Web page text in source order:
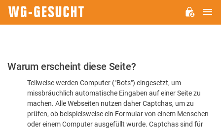
Bitte
dass
Warum erscheint diese Seite?
Teilweise werden Computer ("Bots") eingesetzt, um
missbräuchlich automatische Eingaben auf einer Seite zu
machen. Alle Webseiten nutzen daher Captchas, um zu
prüfen, ob beispielsweise ein Formular von einem Menschen
oder einem Computer ausgefüllt wurde. Captchas sind für